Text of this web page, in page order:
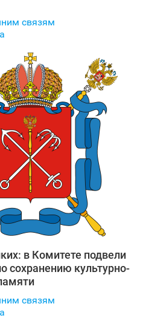
связям
в Комитете подвели
сохранению культурно-
связям